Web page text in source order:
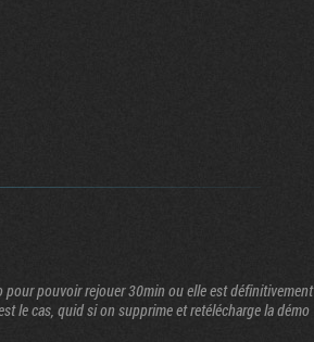
pouvoir rejouer 30min ou elle est définitivement
le cas, quid si on supprime et retélécharge la démo